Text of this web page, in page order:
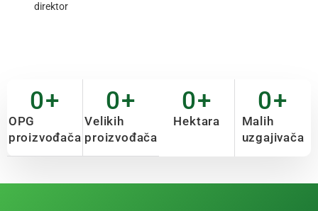
direktor
OPG
proizvođača
0+
Velikih
proizvođača
0+
Hektara
0+
Malih
uzgajivača
0+